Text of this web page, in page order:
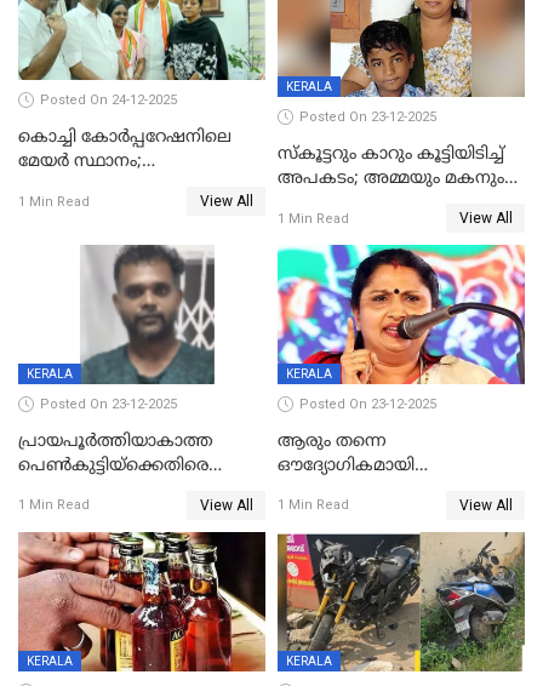
Posted On 24-12-2025
കൊച്ചി കോര്‍പ്പറേഷനിലെ
മേയര്‍ സ്ഥാനം;
രൂക്ഷം
1 Min Read View All
KERALA
Posted On 23-12-2025
സ്കൂട്ടറും കാറും കൂട്ടിയിടിച്ച്
അപകടം; അമ്മയും മകനും
ഗുരുതരാവസ്ഥയിൽ
1 Min Read View All
KERALA
Posted On 23-12-2025
പ്രായപൂർത്തിയാകാത്ത
പെൺകുട്ടിയ്ക്കെതിരെ
59 വർഷം തടവും 90,൦൦൦ രൂപ
പിഴയും ശിക്ഷ
1 Min Read View All
KERALA
Posted On 23-12-2025
ആരും തന്നെ
ഔദ്യോഗികമായി
കണ്ടെത്താൻ ഇന്ന് കോർ
കമ്മിറ്റി കൂടിയില്ല';
അതൃപ്തിയുമായി ദീപ്തി മേരി
വർഗീസ്
1 Min Read View All
KERALA KERALA